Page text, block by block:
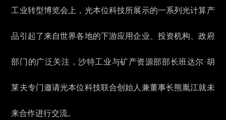
工业转型博览会上，光本位科技所展示的一系列光计算产
品引起了来自世界各地的下游应用企业、投资机构、政府
部门的广泛关注，沙特工业与矿产资源部部长班达尔·胡
莱夫专门邀请光本位科技联合创始人兼董事长熊胤江就未
来合作进行交流。